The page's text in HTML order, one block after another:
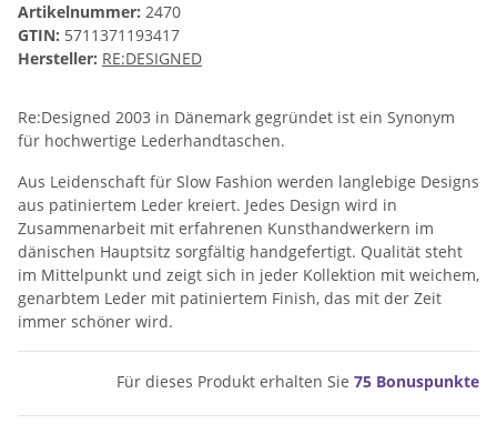
Artikelnummer: 2470
GTIN: 5711371193417
Hersteller: RE:DESIGNED
Re:Designed 2003 in Dänemark gegründet ist ein Synonym
für hochwertige Lederhandtaschen.
Aus Leidenschaft für Slow Fashion werden langlebige Designs
aus patiniertem Leder kreiert. Jedes Design wird in
Zusammenarbeit mit erfahrenen Kunsthandwerkern im
dänischen Hauptsitz sorgfältig handgefertigt. Qualität steht
im Mittelpunkt und zeigt sich in jeder Kollektion mit weichem,
genarbtem Leder mit patiniertem Finish, das mit der Zeit
immer schöner wird.
Für dieses Produkt erhalten Sie 75 Bonuspunkte